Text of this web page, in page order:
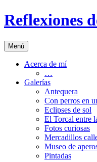
Saltar
al
Reflexiones
Menú
Acerca de mí
…
Galerías
Antequera
Con perros en
Eclipses de sol
El Torcal entre
Fotos curiosas
Mercadillos
Museo de
Pintadas